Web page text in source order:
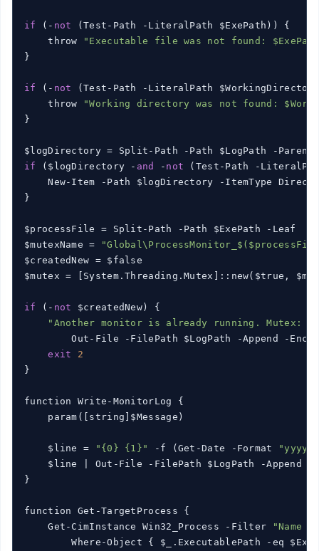
if (- not (Test-Path -LiteralPath $ExePath)) {
    throw
"Executable file was not found:
}
if (- not (Test-Path -LiteralPath
    throw
"Working directory was not found:
}
if
($logDirectory - and - not (Test-Path -
New-Item -Path $logDirectory -ItemType
}
$processFile = Split-Path -Path $ExePath -Leaf
$mutexName =
$createdNew = $false
$mutex = [System.Threading.Mutex]::new($true,
if (- not $createdNew) {
"Another monitor is already running. Mutex:
Out-File -FilePath $LogPath -Append -
exit
2
}
function Write-MonitorLog {
    param([string]$Message)
    $line =
"{0} {1}" -f (Get-Date -Format
"yyyy-
$line | Out-File -FilePath $LogPath -Append -
}
function Get-TargetProcess {
    Get-CimInstance Win32_Process -Filter
"Name
Where-Object { $_.ExecutablePath -eq